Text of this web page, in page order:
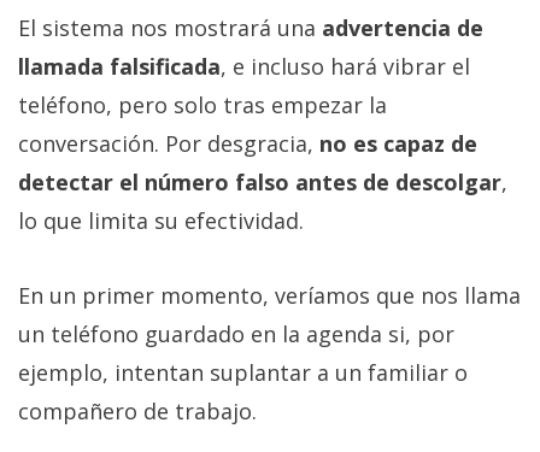
El sistema nos mostrará una advertencia de
llamada falsificada, e incluso hará vibrar el
teléfono, pero solo tras empezar la
conversación. Por desgracia, no es capaz de
detectar el número falso antes de descolgar,
lo que limita su efectividad.
En un primer momento, veríamos que nos llama
un teléfono guardado en la agenda si, por
ejemplo, intentan suplantar a un familiar o
compañero de trabajo.